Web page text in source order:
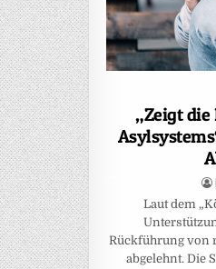
„Zeigt
Laut dem
Rückführung von
abgelehnt. Die